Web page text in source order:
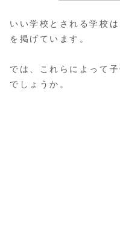
いい学校とされる学校
を掲げています。
では、これらによって
でしょうか。